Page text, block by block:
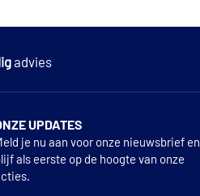
advies
UPDATES
je nu aan voor onze nieuwsbrief en
als eerste op de hoogte van onze